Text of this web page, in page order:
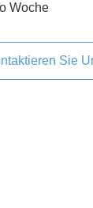
Woche
Sie